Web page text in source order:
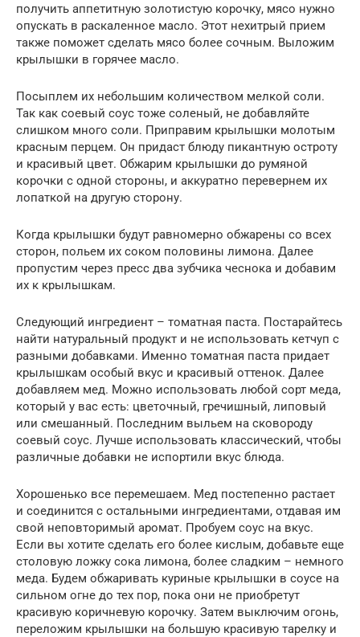
получить аппетитную золотистую корочку, мясо нужно
опускать в раскаленное масло. Этот нехитрый прием
также поможет сделать мясо более сочным. Выложим
крылышки в горячее масло.
Посыплем их небольшим количеством мелкой соли.
Так как соевый соус тоже соленый, не добавляйте
слишком много соли. Приправим крылышки молотым
красным перцем. Он придаст блюду пикантную остроту
и красивый цвет. Обжарим крылышки до румяной
корочки с одной стороны, и аккуратно перевернем их
лопаткой на другую сторону.
Когда крылышки будут равномерно обжарены со всех
сторон, польем их соком половины лимона. Далее
пропустим через пресс два зубчика чеснока и добавим
их к крылышкам.
Следующий ингредиент – томатная паста. Постарайтесь
найти натуральный продукт и не использовать кетчуп с
разными добавками. Именно томатная паста придает
крылышкам особый вкус и красивый оттенок. Далее
добавляем мед. Можно использовать любой сорт меда,
который у вас есть: цветочный, гречишный, липовый
или смешанный. Последним выльем на сковороду
соевый соус. Лучше использовать классический, чтобы
различные добавки не испортили вкус блюда.
Хорошенько все перемешаем. Мед постепенно растает
и соединится с остальными ингредиентами, отдавая им
свой неповторимый аромат. Пробуем соус на вкус.
Если вы хотите сделать его более кислым, добавьте еще
столовую ложку сока лимона, более сладким – немного
меда. Будем обжаривать куриные крылышки в соусе на
сильном огне до тех пор, пока они не приобретут
красивую коричневую корочку. Затем выключим огонь,
переложим крылышки на большую красивую тарелку и